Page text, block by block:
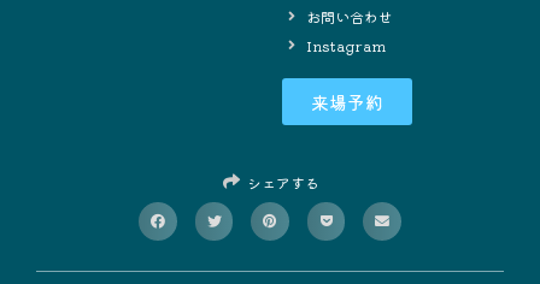
シェアする
お問い合わせ
Instagram
来場予約